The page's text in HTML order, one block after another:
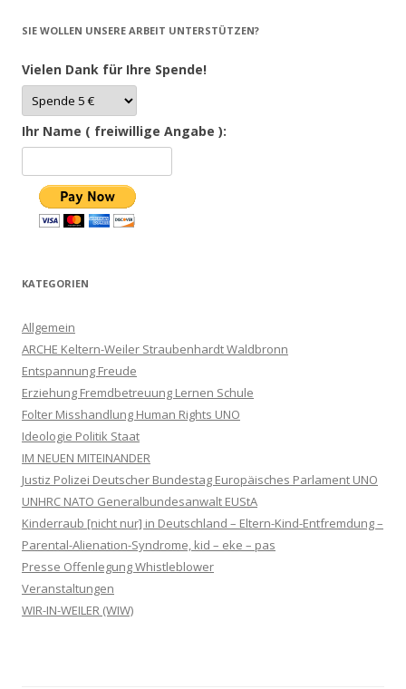
SIE WOLLEN UNSERE ARBEIT UNTERSTÜTZEN?
Vielen Dank für Ihre Spende!
Ihr Name ( freiwillige Angabe ):
KATEGORIEN
Allgemein
ARCHE Keltern-Weiler Straubenhardt Waldbronn
Entspannung Freude
Erziehung Fremdbetreuung Lernen Schule
Folter Misshandlung Human Rights UNO
Ideologie Politik Staat
IM NEUEN MITEINANDER
Justiz Polizei Deutscher Bundestag Europäisches Parlament UNO
UNHRC NATO Generalbundesanwalt EUStA
Kinderraub [nicht nur] in Deutschland – Eltern-Kind-Entfremdung –
Parental-Alienation-Syndrome, kid – eke – pas
Presse Offenlegung Whistleblower
Veranstaltungen
WIR-IN-WEILER (WIW)